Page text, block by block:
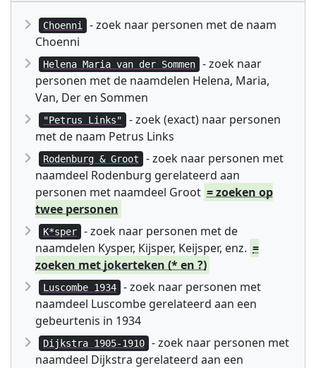
Choenni
- zoek naar personen met de naam
Choenni
Helena Maria van der Sommen
- zoek naar
personen met de naamdelen Helena, Maria,
Van, Der en Sommen
"Petrus Links"
- zoek (exact) naar personen
met de naam Petrus Links
Rodenburg & Groot
- zoek naar personen met
naamdeel Rodenburg gerelateerd aan
personen met naamdeel Groot = zoeken op
twee personen
K*sper
- zoek naar personen met de
naamdelen Kysper, Kijsper, Keijsper, enz. =
zoeken met jokerteken (* en ?)
Luscombe 1934
- zoek naar personen met
naamdeel Luscombe gerelateerd aan een
gebeurtenis in 1934
Dijkstra 1905-1910
- zoek naar personen met
naamdeel Dijkstra gerelateerd aan een